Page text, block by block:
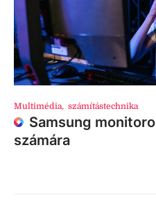
Multimédia, számítástechnika
Samsung
számára